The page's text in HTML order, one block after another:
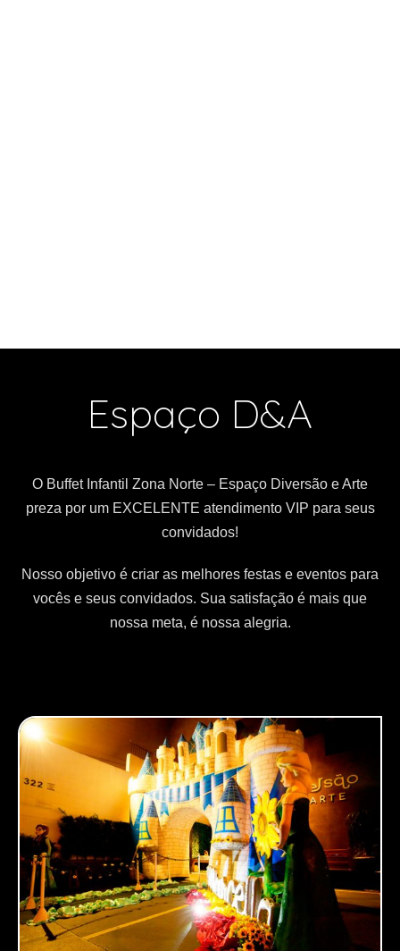
Espaço D&A
O Buffet Infantil Zona Norte – Espaço Diversão e Arte
preza por um EXCELENTE atendimento VIP para seus
convidados!
Nosso objetivo é criar as melhores festas e eventos para
vocês e seus convidados. Sua satisfação é mais que
nossa meta, é nossa alegria.